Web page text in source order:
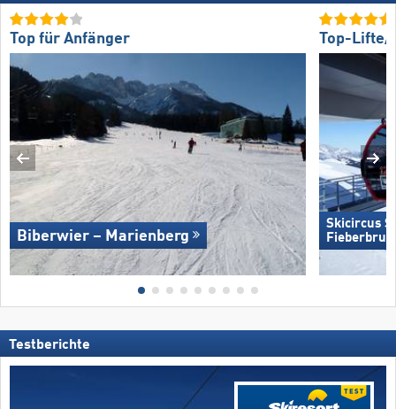
Top für Anfänger
Biberwier – Marienberg
Top-Lifte/
Skicircus
Testberichte